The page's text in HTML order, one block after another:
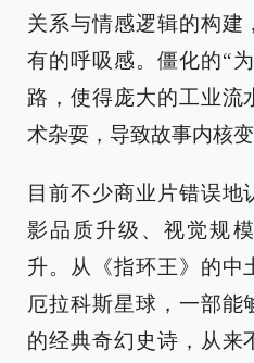
关系与情感逻辑的构建
有的呼吸感。僵化的“
路，使得庞大的工业流
术杂耍，导致故事内核变
目前不少商业片错误
影品质升级、视觉规
升。从《指环王》的中
厄拉科斯星球，一部能
的经典奇幻史诗，从来